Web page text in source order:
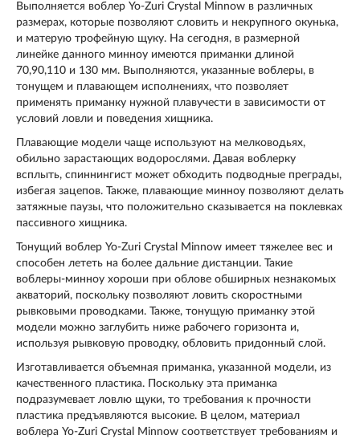
Выполняется воблер Yo-Zuri Crystal Minnow в различных
размерах, которые позволяют словить и некрупного окунька,
и матерую трофейную щуку. На сегодня, в размерной
линейке данного минноу имеются приманки длиной
70,90,110 и 130 мм. Выполняются, указанные воблеры, в
тонущем и плавающем исполнениях, что позволяет
применять приманку нужной плавучести в зависимости от
условий ловли и поведения хищника.
Плавающие модели чаще используют на мелководьях,
обильно зарастающих водорослями. Давая воблерку
всплыть, спиннингист может обходить подводные преграды,
избегая зацепов. Также, плавающие минноу позволяют делать
затяжные паузы, что положительно сказывается на поклевках
пассивного хищника.
Тонущий воблер Yo-Zuri Crystal Minnow имеет тяжелее вес и
способен лететь на более дальние дистанции. Такие
воблеры-минноу хороши при облове обширных незнакомых
акваторий, поскольку позволяют ловить скоростными
рывковыми проводками. Также, тонущую приманку этой
модели можно заглубить ниже рабочего горизонта и,
используя рывковую проводку, обловить придонный слой.
Изготавливается объемная приманка, указанной модели, из
качественного пластика. Поскольку эта приманка
подразумевает ловлю щуки, то требования к прочности
пластика предъявляются высокие. В целом, материал
воблера Yo-Zuri Crystal Minnow соответствует требованиям и